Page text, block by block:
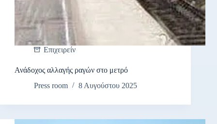
Επιχειρείν
Ανάδοχος αλλαγής ραγών στο μετρό
Press room
8 Αυγούστου 2025